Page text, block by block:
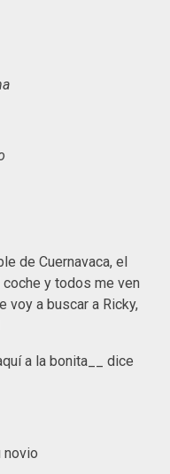
de Cuernavaca, el
y todos me ven
voy a buscar a Ricky,
a la bonita__ dice
novio